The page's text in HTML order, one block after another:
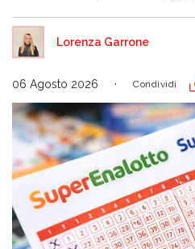
Lorenza Garrone
06 Agosto 2026 Condividi